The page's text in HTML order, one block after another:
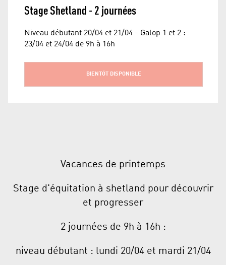
Stage Shetland - 2 journées
Niveau débutant 20/04 et 21/04 - Galop 1 et 2 :
23/04 et 24/04 de 9h à 16h
BIENTÔT DISPONIBLE
Vacances de printemps
Stage d'équitation à shetland pour découvrir
et progresser
2 journées de 9h à 16h :
niveau débutant : lundi 20/04 et mardi 21/04